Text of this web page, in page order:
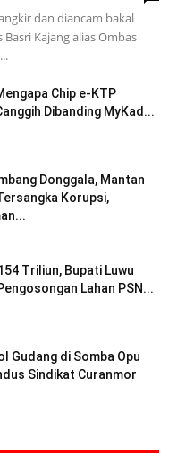
dan diancam bakal
Kajang alias Ombas
Chip e-KTP
Dibanding MyKad...
Donggala, Mantan
Korupsi,
Triliun, Bupati Luwu
Lahan PSN...
Gudang di Somba Opu
Sindikat Curanmor